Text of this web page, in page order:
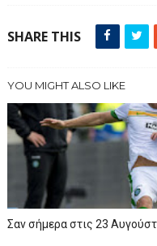
SHARE THIS
YOU MIGHT ALSO LIKE
Σαν σήμερα στις 23